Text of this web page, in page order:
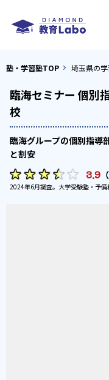
塾・学習塾TOP 埼玉県の
臨海セミナー 個別
校
臨海グループの個別指導
と割安
3.9 （
2024年6月調査。 大学受験塾・予